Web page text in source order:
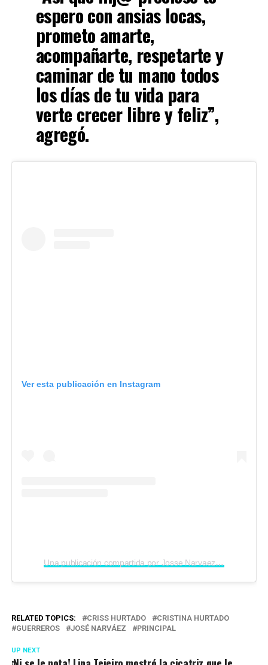
espero con ansias locas,
prometo amarte,
acompañarte, respetarte y
caminar de tu mano todos
los días de tu vida para
verte crecer libre y feliz”,
agregó.
Ver esta publicación en Instagram
Una publicación compartida por Josse Narvaez (@jossenarvaezm)
RELATED TOPICS: CRISS HURTADO
CRISTINA HURTADO
GUERREROS
JOSÉ NARVÁEZ PRINCIPAL
UP NEXT